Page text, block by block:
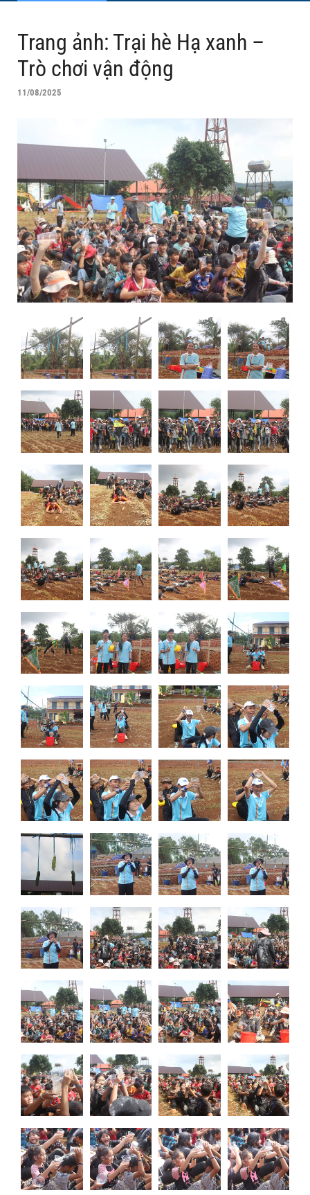
Trang ảnh: Trại hè Hạ xanh –
Trò chơi vận động
11/08/2025